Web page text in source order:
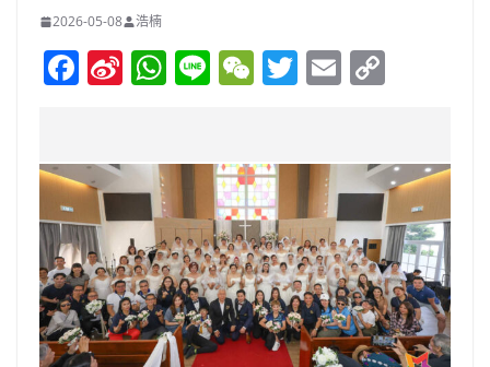
2026-05-08 浩楠
F
e
b
o
o
k
Si
W
ei
b
o
W
s
A
p
p
Li W
h
at
T
er
E
l y
Li
n
k